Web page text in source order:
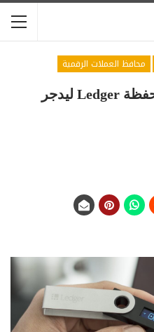
محافظ العملات الرقمية
قراصنة يخترقون شركة محفظة Ledger ليدجر